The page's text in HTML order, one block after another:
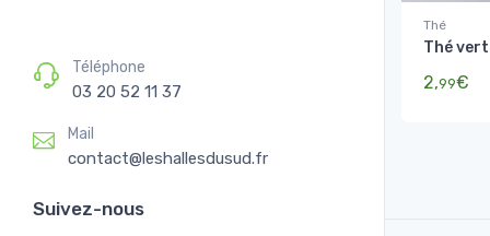
Téléphone
03 20 52 11 37
Mail
contact@leshallesdusud.fr
Suivez-nous
Thé
Thé vert
2,99€